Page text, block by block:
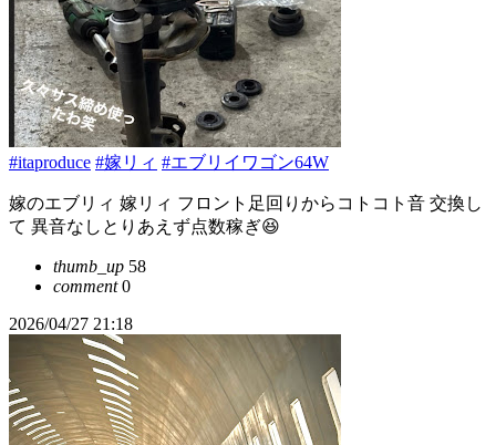
#itaproduce #嫁リィ #エブリイワゴン64W
嫁のエブリィ 嫁リィ フロント足回りからコトコト音 交換し
て 異音なしとりあえず点数稼ぎ😆
thumb_up 58
comment0
2026/04/27 21:18